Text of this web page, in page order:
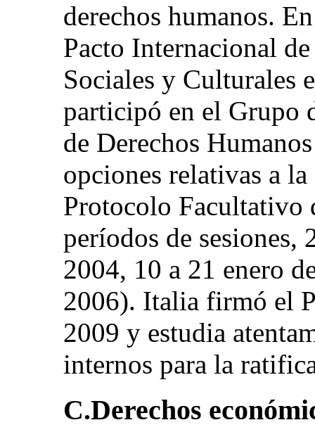
derechos humanos.
Pacto Internacional
Sociales y Culturales
participó en el Grupo
de Derechos
opciones relativas a
Protocolo Facultativo
períodos de sesiones,
2004, 10 a 21 enero
2006). Italia firmó el
2009 y estudia
internos para la
C.Derechos